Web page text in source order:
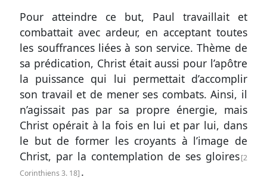
Pour atteindre ce but, Paul travaillait et
combattait avec ardeur, en acceptant toutes
les souffrances liées à son service. Thème de
sa prédication, Christ était aussi pour l’apôtre
la puissance qui lui permettait d’accomplir
son travail et de mener ses combats. Ainsi, il
n’agissait pas par sa propre énergie, mais
Christ opérait à la fois en lui et par lui, dans
le but de former les croyants à l’image de
Christ, par la contemplation de ses gloires 2
Corinthiens 3. 18 .